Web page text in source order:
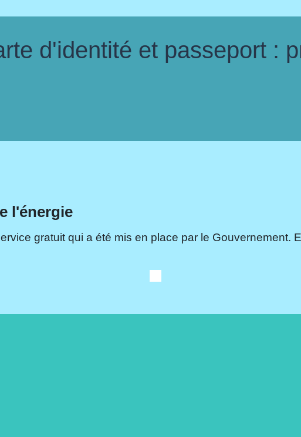
d'identité et passeport :
l'énergie
gratuit qui a été mis en place par le Gouvernement.